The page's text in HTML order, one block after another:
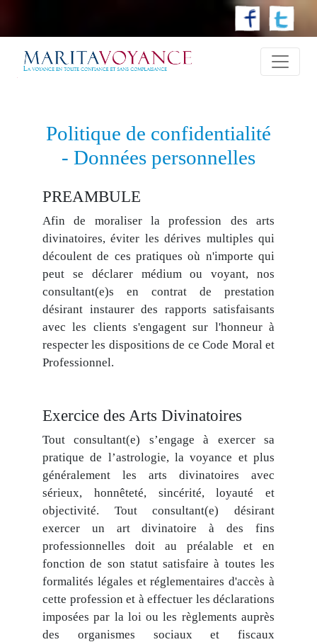
Politique de confidentialité
- Données personnelles
PREAMBULE
Afin de moraliser la profession des arts
divinatoires, éviter les dérives multiples qui
découlent de ces pratiques où n'importe qui
peut se déclarer médium ou voyant, nos
consultant(e)s en contrat de prestation
désirant instaurer des rapports satisfaisants
avec les clients s'engagent sur l'honneur à
respecter les dispositions de ce Code Moral et
Professionnel.
Exercice des Arts Divinatoires
Tout consultant(e) s’engage à exercer sa
pratique de l’astrologie, la voyance et plus
généralement les arts divinatoires avec
sérieux, honnêteté, sincérité, loyauté et
objectivité. Tout consultant(e) désirant
exercer un art divinatoire à des fins
professionnelles doit au préalable et en
fonction de son statut satisfaire à toutes les
formalités légales et réglementaires d'accès à
cette profession et à effectuer les déclarations
imposées par la loi ou les règlements auprès
des organismes sociaux et fiscaux